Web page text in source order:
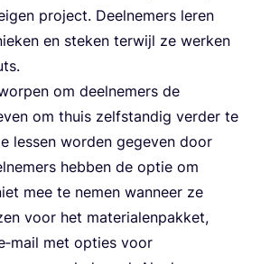
pro­ject. Deel­ne­mers leren
en ste­ken ter­wijl ze wer­ken
om deel­ne­mers de
om thuis zelf­stan­dig ver­der te
les­sen wor­den gege­ven door
heb­ben de optie om
mee te nemen wan­neer ze
voor het mate­ri­a­len­pak­ket,
met opties voor